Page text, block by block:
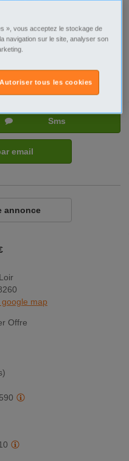
map
Offre
Sms
email
annonce
», vous acceptez le stockage de
navigation sur le site, analyser son
Autoriser tous les cookies